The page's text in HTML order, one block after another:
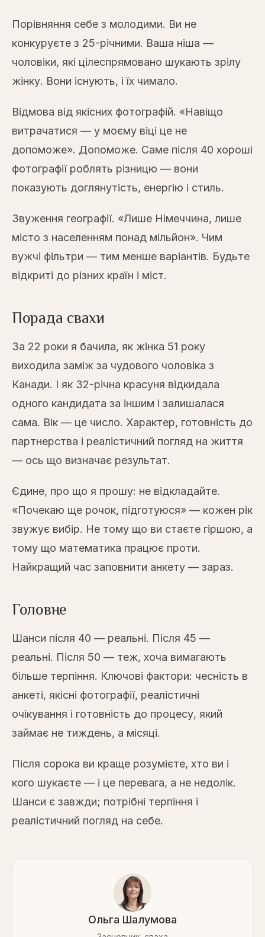
Порівняння себе з молодими. Ви не
конкуруєте з 25-річними. Ваша ніша —
чоловіки, які цілеспрямовано шукають зрілу
жінку. Вони існують, і їх чимало.
Відмова від якісних фотографій. «Навіщо
витрачатися — у моєму віці це не
допоможе». Допоможе. Саме після 40 хороші
фотографії роблять різницю — вони
показують доглянутість, енергію і стиль.
Звуження географії. «Лише Німеччина, лише
місто з населенням понад мільйон». Чим
вужчі фільтри — тим менше варіантів. Будьте
відкриті до різних країн і міст.
Порада свахи
За 22 роки я бачила, як жінка 51 року
виходила заміж за чудового чоловіка з
Канади. І як 32-річна красуня відкидала
одного кандидата за іншим і залишалася
сама. Вік — це число. Характер, готовність до
партнерства і реалістичний погляд на життя
— ось що визначає результат.
Єдине, про що я прошу: не відкладайте.
«Почекаю ще рочок, підготуюся» — кожен рік
звужує вибір. Не тому що ви стаєте гіршою, а
тому що математика працює проти.
Найкращий час заповнити анкету — зараз.
Головне
Шанси після 40 — реальні. Після 45 —
реальні. Після 50 — теж, хоча вимагають
більше терпіння. Ключові фактори: чесність в
анкеті, якісні фотографії, реалістичні
очікування і готовність до процесу, який
займає не тиждень, а місяці.
Після сорока ви краще розумієте, хто ви і
кого шукаєте — і це перевага, а не недолік.
Шанси є завжди; потрібні терпіння і
реалістичний погляд на себе.
Ольга Шалумова